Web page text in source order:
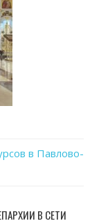
в Павлово-
В СЕТИ